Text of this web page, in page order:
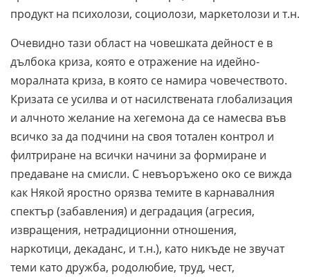
продукт на психолози, социолози, маркетолози и т.н.
Очевидно тази област на човешката дейност е в
дълбока криза, която е отражение на идейно-
моралната криза, в която се намира човечеството.
Кризата се усилва и от насилствената глобализация
и алчното желание на хегемона да се намесва във
всичко за да подчини на своя тотален контрол и
филтриране на всички начини за формиране и
предаване на смисли. С невъоръжено око се вижда
как Някой яростно орязва темите в карнавалния
спектър (забавления) и деградация (агресия,
извращения, нетрадиционни отношения,
наркотици, декаданс, и т.н.), като никъде не звучат
теми като дружба, родолюбие, труд, чест,